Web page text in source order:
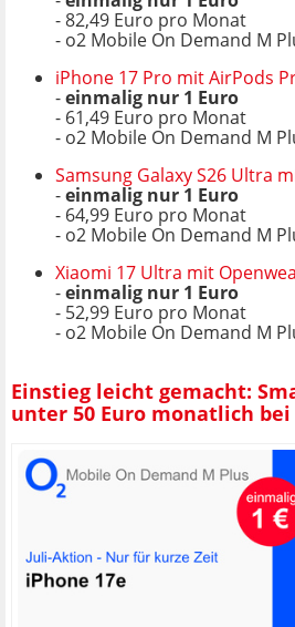
- 82,49 Euro pro Monat
- o2 Mobile On Demand M
iPhone 17 Pro mit AirPods
-einmalig nur 1 Euro
- 61,49 Euro pro Monat
- o2 Mobile On Demand M
Samsung Galaxy S26 Ultra
-einmalig nur 1 Euro
- 64,99 Euro pro Monat
- o2 Mobile On Demand M
Xiaomi 17 Ultra mit
-einmalig nur 1 Euro
- 52,99 Euro pro Monat
- o2 Mobile On Demand M
Einstieg leicht gemacht:
unter 50 Euro monatlich bei